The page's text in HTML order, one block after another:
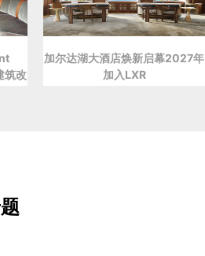
筑改
加尔达湖大酒店焕新启幕2027年
加入LXR